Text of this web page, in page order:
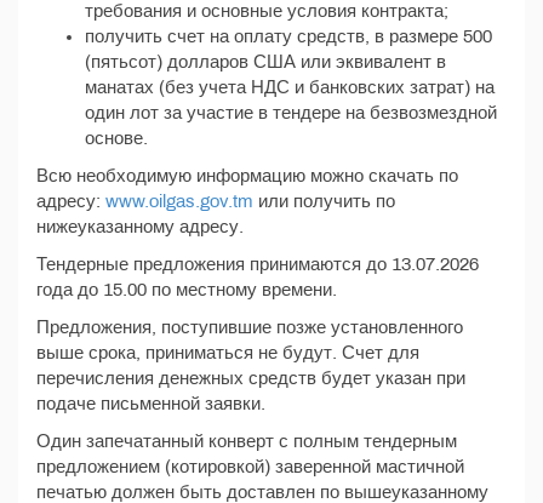
требования и основные условия контракта;
получить счет на оплату средств, в размере 500
(пятьсот) долларов США или эквивалент в
манатах (без учета НДС и банковских затрат) на
один лот за участие в тендере на безвозмездной
основе.
Всю необходимую информацию можно скачать по
адресу: www.oilgas.gov.tm или получить по
нижеуказанному адресу.
Тендерные предложения принимаются до 13.07.2026
года до 15.00 по местному времени.
Предложения, поступившие позже установленного
выше срока, приниматься не будут. Счет для
перечисления денежных средств будет указан при
подаче письменной заявки.
Один запечатанный конверт с полным тендерным
предложением (котировкой) заверенной мастичной
печатью должен быть доставлен по вышеуказанному